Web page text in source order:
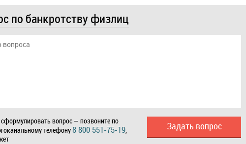
по банкротству физлиц
вопрос — позвоните по
телефону8 800 551-75-19,
Задать вопрос